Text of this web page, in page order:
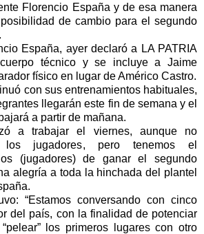
Florencio España y de esa manera
de cambio para el segundo
España, ayer declaró a LA PATRIA
técnico y se incluye a Jaime
físico en lugar de Américo Castro.
con sus entrenamientos habituales,
llegarán este fin de semana y el
a partir de mañana.
a trabajar el viernes, aunque no
los jugadores, pero tenemos el
(jugadores) de ganar el segundo
alegría a toda la hinchada del plantel
“Estamos conversando con cinco
del país, con la finalidad de potenciar
los primeros lugares con otro